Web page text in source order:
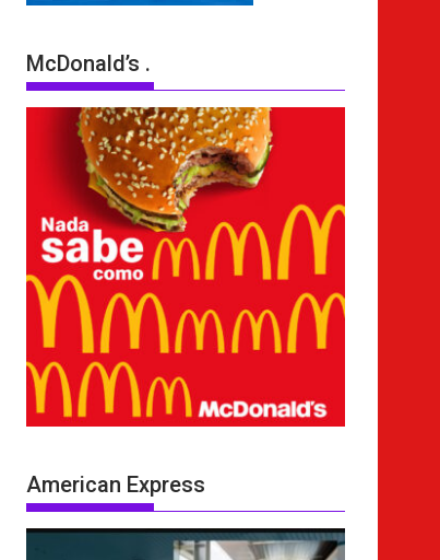
McDonald’s .
American Express